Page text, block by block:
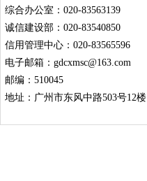
综合办公室：020-83563139
诚信建设部：020-83540850
信用管理中心：020-83565596
电子邮箱： gdcxmsc@163.com
邮编：510045
地址：广州市东风中路503号12楼